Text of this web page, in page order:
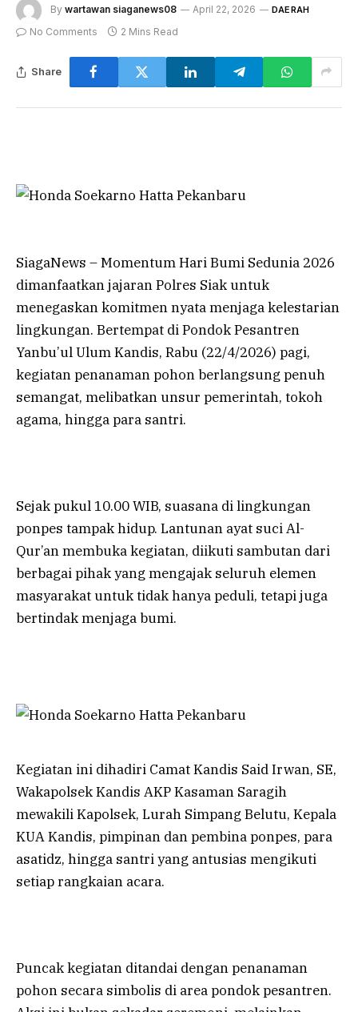
By wartawan siaganews08 April 22, 2026 DAERAH
No Comments 2 Mins Read
Share
SiagaNews – Momentum Hari Bumi Sedunia 2026
dimanfaatkan jajaran Polres Siak untuk
menegaskan komitmen nyata menjaga kelestarian
lingkungan. Bertempat di Pondok Pesantren
Yanbu’ul Ulum Kandis, Rabu (22/4/2026) pagi,
kegiatan penanaman pohon berlangsung penuh
semangat, melibatkan unsur pemerintah, tokoh
agama, hingga para santri.
Sejak pukul 10.00 WIB, suasana di lingkungan
ponpes tampak hidup. Lantunan ayat suci Al-
Qur’an membuka kegiatan, diikuti sambutan dari
berbagai pihak yang mengajak seluruh elemen
masyarakat untuk tidak hanya peduli, tetapi juga
bertindak menjaga bumi.
Kegiatan ini dihadiri Camat Kandis Said Irwan, SE,
Wakapolsek Kandis AKP Kasaman Saragih
mewakili Kapolsek, Lurah Simpang Belutu, Kepala
KUA Kandis, pimpinan dan pembina ponpes, para
asatidz, hingga santri yang antusias mengikuti
setiap rangkaian acara.
Puncak kegiatan ditandai dengan penanaman
pohon secara simbolis di area pondok pesantren.